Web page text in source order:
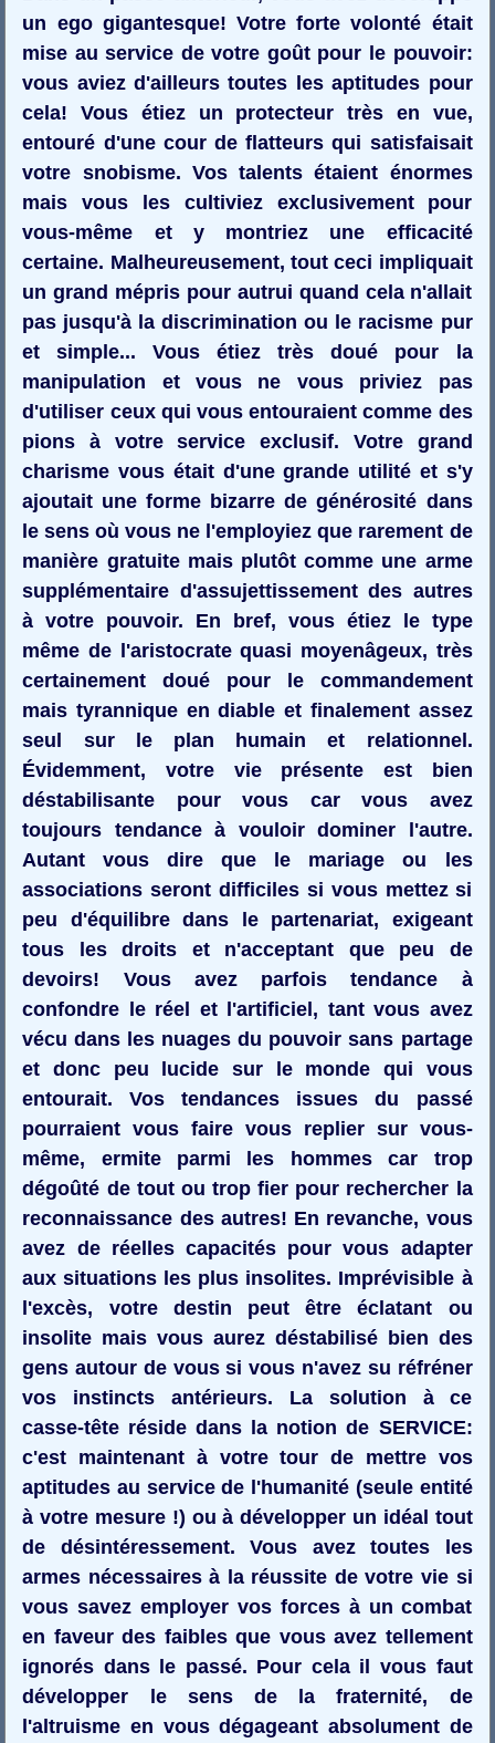
un ego gigantesque! Votre forte volonté était
mise au service de votre goût pour le pouvoir:
vous aviez d'ailleurs toutes les aptitudes pour
cela! Vous étiez un protecteur très en vue,
entouré d'une cour de flatteurs qui satisfaisait
votre snobisme. Vos talents étaient énormes
mais vous les cultiviez exclusivement pour
vous-même et y montriez une efficacité
certaine. Malheureusement, tout ceci impliquait
un grand mépris pour autrui quand cela n'allait
pas jusqu'à la discrimination ou le racisme pur
et simple... Vous étiez très doué pour la
manipulation et vous ne vous priviez pas
d'utiliser ceux qui vous entouraient comme des
pions à votre service exclusif. Votre grand
charisme vous était d'une grande utilité et s'y
ajoutait une forme bizarre de générosité dans
le sens où vous ne l'employiez que rarement de
manière gratuite mais plutôt comme une arme
supplémentaire d'assujettissement des autres
à votre pouvoir. En bref, vous étiez le type
même de l'aristocrate quasi moyenâgeux, très
certainement doué pour le commandement
mais tyrannique en diable et finalement assez
seul sur le plan humain et relationnel.
Évidemment, votre vie présente est bien
déstabilisante pour vous car vous avez
toujours tendance à vouloir dominer l'autre.
Autant vous dire que le mariage ou les
associations seront difficiles si vous mettez si
peu d'équilibre dans le partenariat, exigeant
tous les droits et n'acceptant que peu de
devoirs! Vous avez parfois tendance à
confondre le réel et l'artificiel, tant vous avez
vécu dans les nuages du pouvoir sans partage
et donc peu lucide sur le monde qui vous
entourait. Vos tendances issues du passé
pourraient vous faire vous replier sur vous-
même, ermite parmi les hommes car trop
dégoûté de tout ou trop fier pour rechercher la
reconnaissance des autres! En revanche, vous
avez de réelles capacités pour vous adapter
aux situations les plus insolites. Imprévisible à
l'excès, votre destin peut être éclatant ou
insolite mais vous aurez déstabilisé bien des
gens autour de vous si vous n'avez su réfréner
vos instincts antérieurs. La solution à ce
casse-tête réside dans la notion de SERVICE:
c'est maintenant à votre tour de mettre vos
aptitudes au service de l'humanité (seule entité
à votre mesure !) ou à développer un idéal tout
de désintéressement. Vous avez toutes les
armes nécessaires à la réussite de votre vie si
vous savez employer vos forces à un combat
en faveur des faibles que vous avez tellement
ignorés dans le passé. Pour cela il vous faut
développer le sens de la fraternité, de
l'altruisme en vous dégageant absolument de